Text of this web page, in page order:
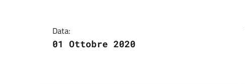
Data:
01 Ottobre 2020